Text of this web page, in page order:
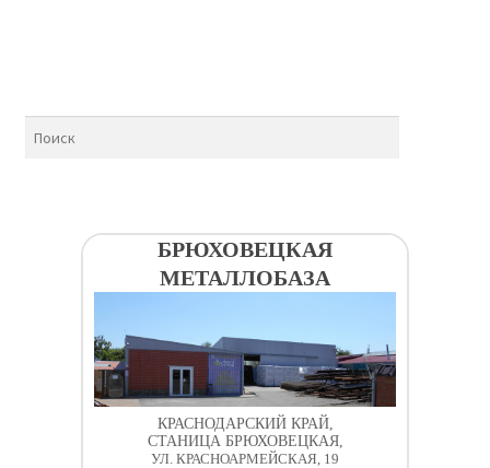
БРЮХОВЕЦКАЯ
МЕТАЛЛОБАЗА
КРАСНОДАРСКИЙ КРАЙ,
СТАНИЦА БРЮХОВЕЦКАЯ,
УЛ. КРАСНОАРМЕЙСКАЯ, 19